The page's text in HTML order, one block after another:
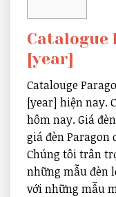
Catalogue
[year]
Catalouge
[year] hiện nay.
hôm nay. Giá
giá đèn
Chúng tôi trân
những mẫu đèn
với những mẫu